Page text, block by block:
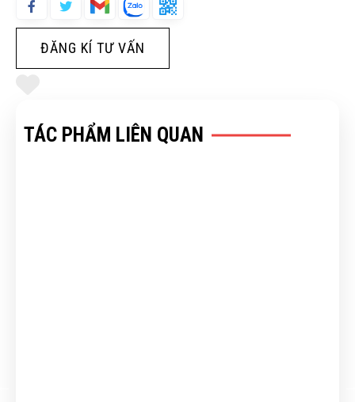
ĐĂNG KÍ TƯ VẤN
TÁC PHẨM LIÊN QUAN